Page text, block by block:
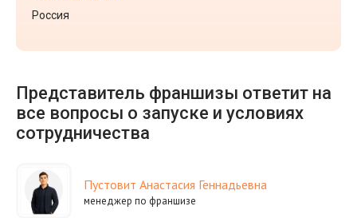
Россия
Представитель франшизы ответит на
все вопросы о запуске и условиях
сотрудничества
Пустовит Анастасия Геннадьевна
менеджер по франшизе